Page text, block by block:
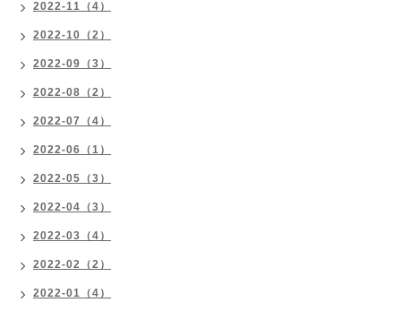
2022-11（4）
2022-10（2）
2022-09（3）
2022-08（2）
2022-07（4）
2022-06（1）
2022-05（3）
2022-04（3）
2022-03（4）
2022-02（2）
2022-01（4）